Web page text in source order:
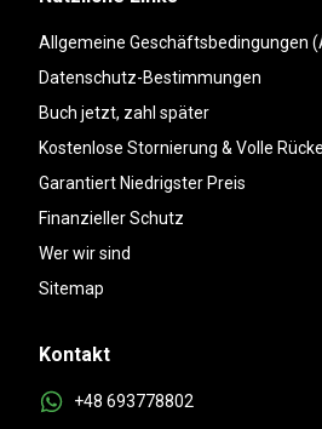
Allgemeine Geschäftsbedingungen
Datenschutz-Bestimmungen
Buch jetzt, zahl später
Kostenlose Stornierung & Volle
Garantiert Niedrigster Preis
Finanzieller Schutz
Wer wir sind
Sitemap
Kontakt
+48 693778802